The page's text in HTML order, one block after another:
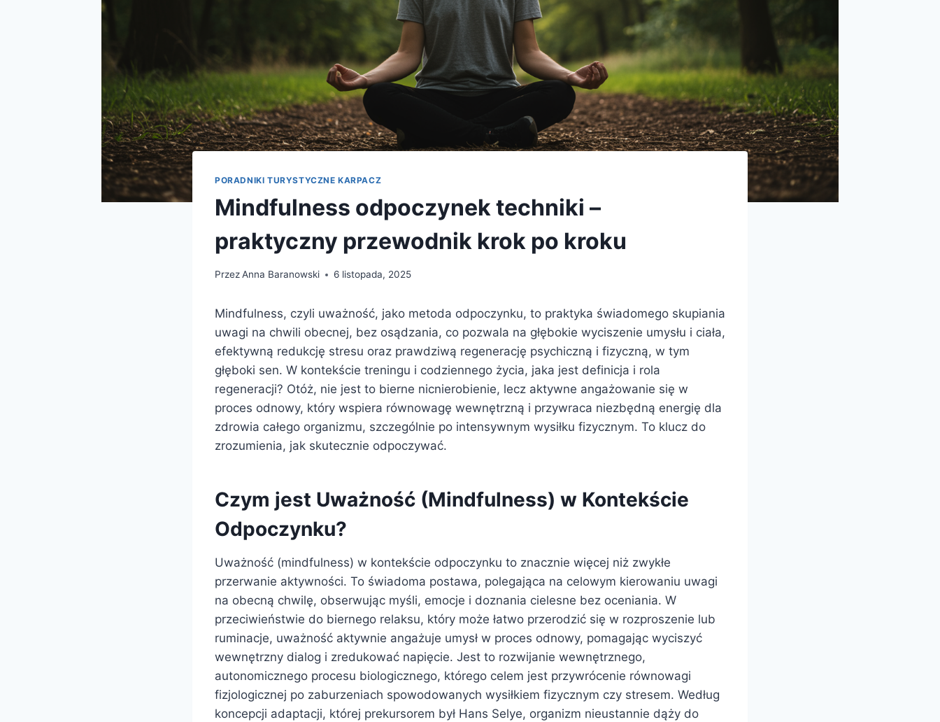
PORADNIKI TURYSTYCZNE KARPACZ
Mindfulness odpoczynek techniki –
praktyczny przewodnik krok po kroku
PrzezAnna Baranowski 6 listopada, 2025
Mindfulness, czyli uważność, jako metoda odpoczynku, to praktyka świadomego skupiania
uwagi na chwili obecnej, bez osądzania, co pozwala na głębokie wyciszenie umysłu i ciała,
efektywną redukcję stresu oraz prawdziwą regenerację psychiczną i fizyczną, w tym
głęboki sen. W kontekście treningu i codziennego życia, jaka jest definicja i rola
regeneracji? Otóż, nie jest to bierne nicnierobienie, lecz aktywne angażowanie się w
proces odnowy, który wspiera równowagę wewnętrzną i przywraca niezbędną energię dla
zdrowia całego organizmu, szczególnie po intensywnym wysiłku fizycznym. To klucz do
zrozumienia, jak skutecznie odpoczywać.
Czym jest Uważność (Mindfulness) w Kontekście
Odpoczynku?
Uważność (mindfulness) w kontekście odpoczynku to znacznie więcej niż zwykłe
przerwanie aktywności. To świadoma postawa, polegająca na celowym kierowaniu uwagi
na obecną chwilę, obserwując myśli, emocje i doznania cielesne bez oceniania. W
przeciwieństwie do biernego relaksu, który może łatwo przerodzić się w rozproszenie lub
ruminacje, uważność aktywnie angażuje umysł w proces odnowy, pomagając wyciszyć
wewnętrzny dialog i zredukować napięcie. Jest to rozwijanie wewnętrznego,
autonomicznego procesu biologicznego, którego celem jest przywrócenie równowagi
fizjologicznej po zaburzeniach spowodowanych wysiłkiem fizycznym czy stresem. Według
koncepcji adaptacji, której prekursorem był Hans Selye, organizm nieustannie dąży do